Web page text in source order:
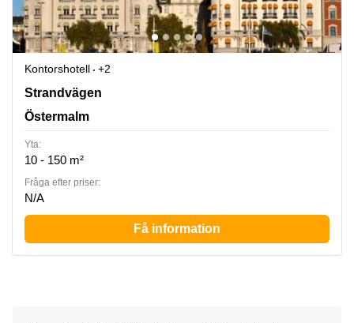
Kontorshotell
+2
Strandvägen 7, Östermalm
Strandvägen
Östermalm
Yta:
10 - 150 m²
Fråga efter priser:
N/A
Få information